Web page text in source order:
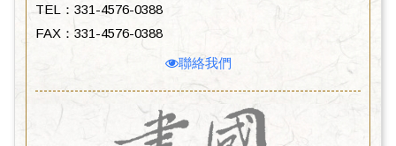
TEL：331-4576-0388
FAX：331-4576-0388
聯絡我們